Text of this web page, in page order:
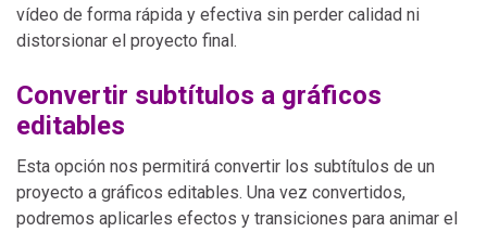
vídeo de forma rápida y efectiva sin perder calidad ni
distorsionar el proyecto final.
Convertir subtítulos a gráficos
editables
Esta opción nos permitirá convertir los subtítulos de un
proyecto a gráficos editables. Una vez convertidos,
podremos aplicarles efectos y transiciones para animar el